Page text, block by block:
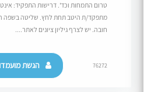
טרום התמחות וכד'. דרישות התפקיד:
מתפקד/ת היטב תחת לחץ. שליטה בשפה
חובה. יש לצרף גיליון ציונים לאתר....
76272 הגשת